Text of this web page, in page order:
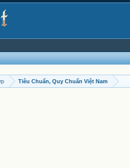
Tiêu Chuẩn, Quy Chuẩn Việt Nam